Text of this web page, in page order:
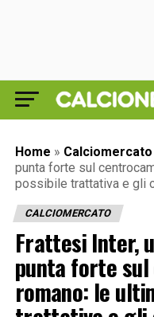
Home » Calciomercato
punta forte sul
possibile trattativa e gli
CALCIOMERCATO
Frattesi Inter,
punta forte
romano: le